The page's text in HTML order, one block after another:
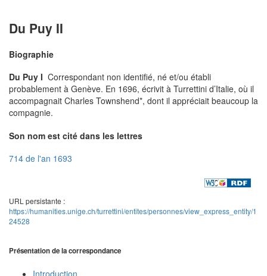
Du Puy II
Biographie
Du Puy I Correspondant non identifié, né et/ou établi
probablement à Genève. En 1696, écrivit à Turrettini d’Italie, où il
accompagnait Charles Townshend*, dont il appréciait beaucoup la
compagnie.
Son nom est cité dans les lettres
714 de l'an 1693
URL persistante :
https://humanities.unige.ch/turrettini/entites/personnes/view_express_entity/1
24528
Présentation de la correspondance
Introduction